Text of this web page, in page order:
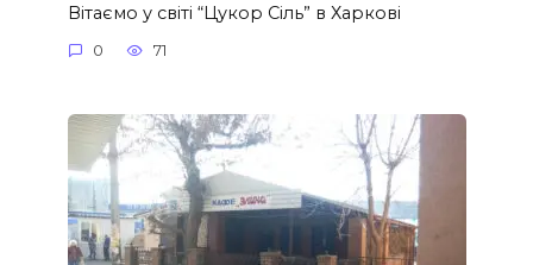
Вітаємо у світі “Цукор Сіль” в Харкові
0 71